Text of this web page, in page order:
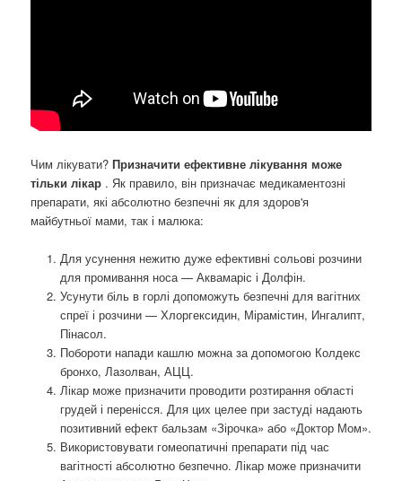
Чим лікувати?Призначити ефективне лікування може
тільки лікар . Як правило, він призначає медикаментозні
препарати, які абсолютно безпечні як для здоров'я
майбутньої мами, так і малюка:
Для усунення нежитю дуже ефективні сольові розчини
для промивання носа — Аквамаріс і Долфін.
Усунути біль в горлі допоможуть безпечні для вагітних
спреї і розчини — Хлоргексидин, Мірамістин, Ингалипт,
Пінасол.
Побороти напади кашлю можна за допомогою Колдекс
бронхо, Лазолван, АЦЦ.
Лікар може призначити проводити розтирання області
грудей і перенісся. Для цих целее при застуді надають
позитивний ефект бальзам «Зірочка» або «Доктор Мом».
Використовувати гомеопатичні препарати під час
вагітності абсолютно безпечно. Лікар може призначити